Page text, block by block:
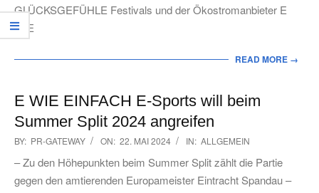
GLÜCKSGEFÜHLE Festivals und der Ökostromanbieter E
WIE
READ MORE →
E WIE EINFACH E-Sports will beim
Summer Split 2024 angreifen
2024-
05-
22
BY: PR-GATEWAY ON: 22. MAI 2024 IN: ALLGEMEIN
– Zu den Höhepunkten beim Summer Split zählt die Partie
gegen den amtierenden Europameister Eintracht Spandau –